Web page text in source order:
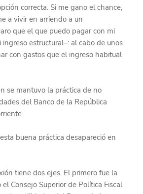
correcta. Si me gano el chance,
a vivir en arriendo a un
que el que puedo pagar con mi
estructural–: al cabo de unos
con gastos que el ingreso habitual
se mantuvo la práctica de no
del Banco de la República
buena práctica desapareció en
tiene dos ejes. El primero fue la
Consejo Superior de Política Fiscal